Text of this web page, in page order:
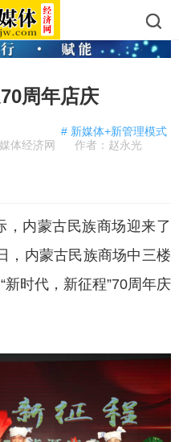
周年店庆
# 新媒体+新管理模式
体经济网 作者：赵永光
，内蒙古民族商场迎来了
，内蒙古民族商场中三楼
时代，新征程”70周年庆